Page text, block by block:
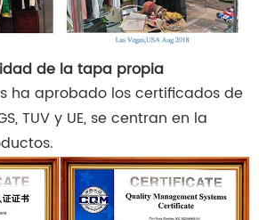
de la tapa propia
ha aprobado los certificados de
TUV y UE, se centran en la